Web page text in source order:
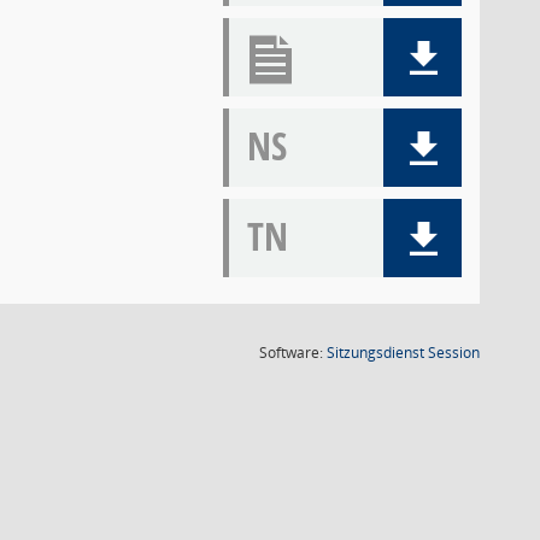
NS
TN
Software:SitzungsdienstSession(Wird in